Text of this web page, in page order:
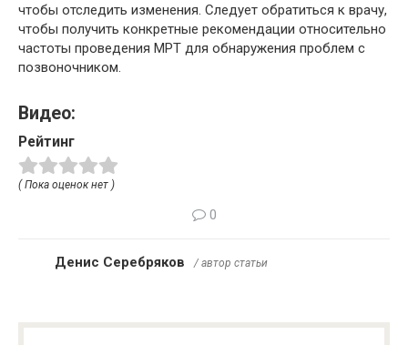
чтобы отследить изменения. Следует обратиться к врачу,
чтобы получить конкретные рекомендации относительно
частоты проведения МРТ для обнаружения проблем с
позвоночником.
Видео:
Рейтинг
( Пока оценок нет )
0
Денис Серебряков / автор статьи